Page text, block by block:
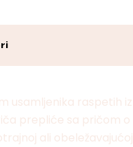
usamljenika raspetih
prepliće sa pričom
ali